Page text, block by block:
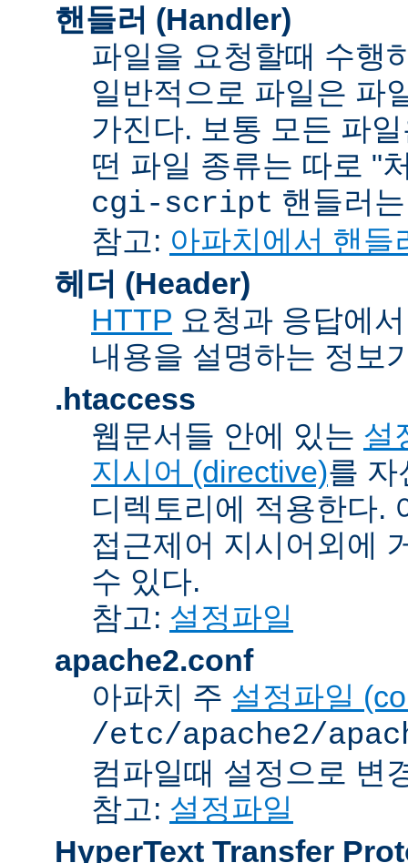
핸들러 (Handler)
파일을 요청할때 수행
일반적으로 파일은 파
가진다. 보통 모든 파
떤 파일 종류는 따로 "
cgi-script 핸들러
참고: 아파치에서 핸들
헤더 (Header)
HTTP 요청과 응답에
내용을 설명하는 정보
.htaccess
웹문서들 안에 있는 설
지시어 (directive)를 자
디렉토리에 적용한다.
접근제어 지시어외에
수 있다.
참고: 설정파일
apache2.conf
아파치 주 설정파일
/etc/apache2/
컴파일때 설정으로 변
참고: 설정파일
HyperText Transfer